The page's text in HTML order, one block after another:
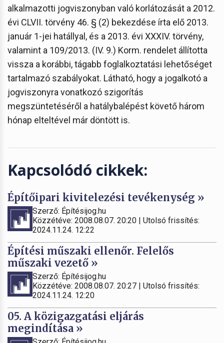
alkalmazotti jogviszonyban való korlátozását a 2012.
évi CLVII. törvény 46. § (2) bekezdése írta elő 2013.
január 1-jei hatállyal, és a 2013. évi XXXIV. törvény,
valamint a 109/2013. (IV. 9.) Korm. rendelet állította
vissza a korábbi, tágabb foglalkoztatási lehetőséget
tartalmazó szabályokat. Látható, hogy a jogalkotó a
jogviszonyra vonatkozó szigorítás
megszüntetéséről a hatálybalépést követő három
hónap elteltével már döntött is.
Kapcsolódó cikkek:
Építőipari kivitelezési tevékenység »
Szerző: Építésijog.hu
Közzétéve: 2008.08.07. 20:20 | Utolsó frissítés:
2024.11.24. 12:22
Építési műszaki ellenőr. Felelős
műszaki vezető »
Szerző: Építésijog.hu
Közzétéve: 2008.08.07. 20:27 | Utolsó frissítés:
2024.11.24. 12:20
05. A közigazgatási eljárás
megindítása »